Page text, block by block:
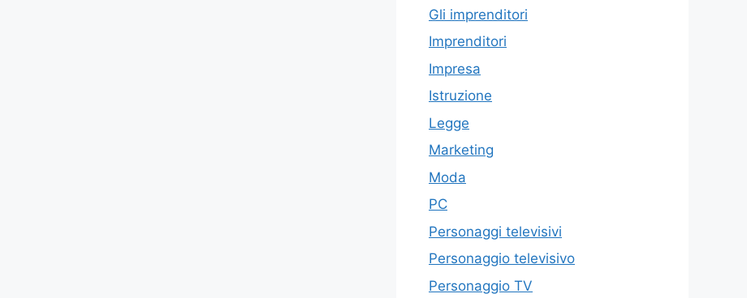
Gli imprenditori
Imprenditori
Impresa
Istruzione
Legge
Marketing
Moda
PC
Personaggi televisivi
Personaggio televisivo
Personaggio TV